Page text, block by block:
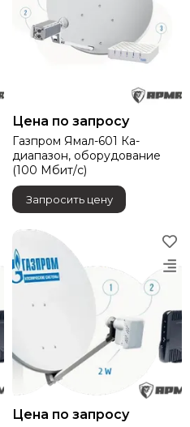
Цена по запросу
Газпром Ямал-601 Ка-
диапазон, оборудование
(100 Мбит/с)
Запросить цену
Цена по запросу